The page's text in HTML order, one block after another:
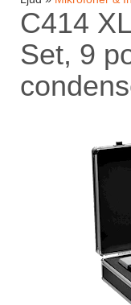
C414
Set, 9